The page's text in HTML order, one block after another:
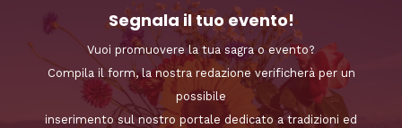
Segnala il tuo evento!
Vuoi promuovere la tua sagra o evento?
Compila il form, la nostra redazione verificherà per un
possibile
inserimento sul nostro portale dedicato a tradizioni ed